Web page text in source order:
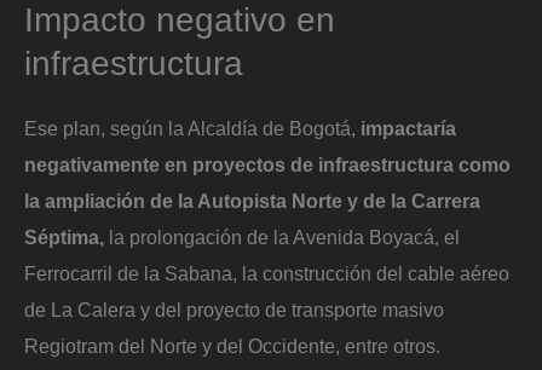
Impacto negativo en
infraestructura
Ese plan, según la Alcaldía de Bogotá, impactaría
negativamente en proyectos de infraestructura como
la ampliación de la Autopista Norte y de la Carrera
Séptima, la prolongación de la Avenida Boyacá, el
Ferrocarril de la Sabana, la construcción del cable aéreo
de La Calera y del proyecto de transporte masivo
Regiotram del Norte y del Occidente, entre otros.